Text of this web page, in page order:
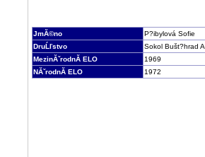
JmĂ©no
P?ibylová Sofie
DruĹľstvo
Sokol Bušt?hrad A
MezinĂˇrodnĂ­ ELO
1969
NĂˇrodnĂ­ ELO
1972